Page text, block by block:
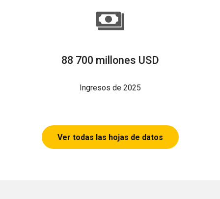
88 700 millones USD
Ingresos de 2025
Ver todas las hojas de datos